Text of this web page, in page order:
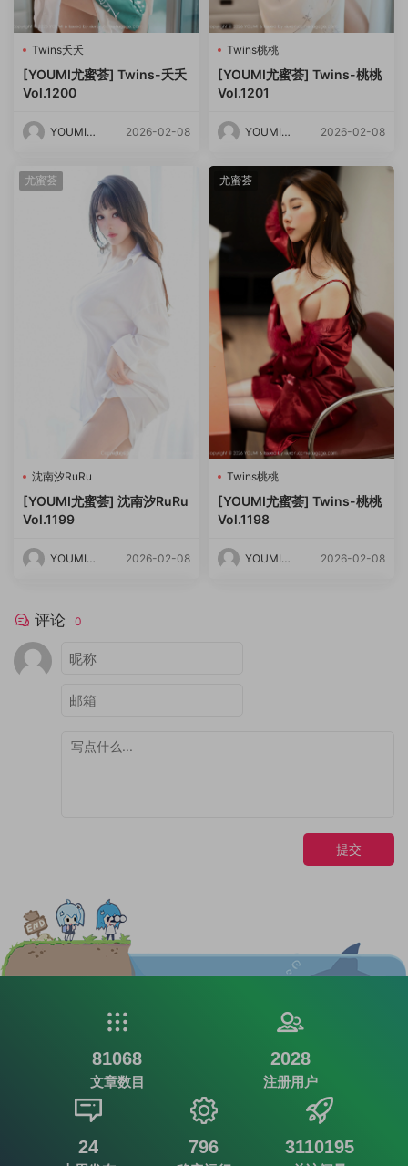
Twins夭夭
[YOUMI尤蜜荟] Twins-夭夭
Vol.1200
YOUMI尤
2026-02-08
Twins桃桃
[YOUMI尤蜜荟] Twins-桃桃
Vol.1201
YOUMI尤
2026-02-08
尤蜜荟
沈南汐RuRu
[YOUMI尤蜜荟] 沈南汐RuRu
Vol.1199
YOUMI尤
2026-02-08
尤蜜荟
Twins桃桃
[YOUMI尤蜜荟] Twins-桃桃
Vol.1198
YOUMI尤
2026-02-08
评论 0
提交
81068
文章数目
2028
注册用户
24 796 3110195